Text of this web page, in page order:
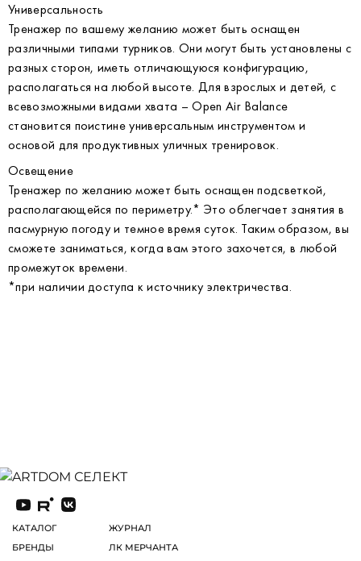
Универсальность
Тренажер по вашему желанию может быть оснащен
различными типами турников. Они могут быть установлены с
разных сторон, иметь отличающуюся конфигурацию,
располагаться на любой высоте. Для взрослых и детей, с
всевозможными видами хвата – Open Air Balance
становится поистине универсальным инструментом и
основой для продуктивных уличных тренировок.
Освещение
Тренажер по желанию может быть оснащен подсветкой,
располагающейся по периметру.* Это облегчает занятия в
пасмурную погоду и темное время суток. Таким образом, вы
сможете заниматься, когда вам этого захочется, в любой
промежуток времени.
*при наличии доступа к источнику электричества.
КАТАЛОГ
БРЕНДЫ
ЖУРНАЛ
ЛК МЕРЧАНТА